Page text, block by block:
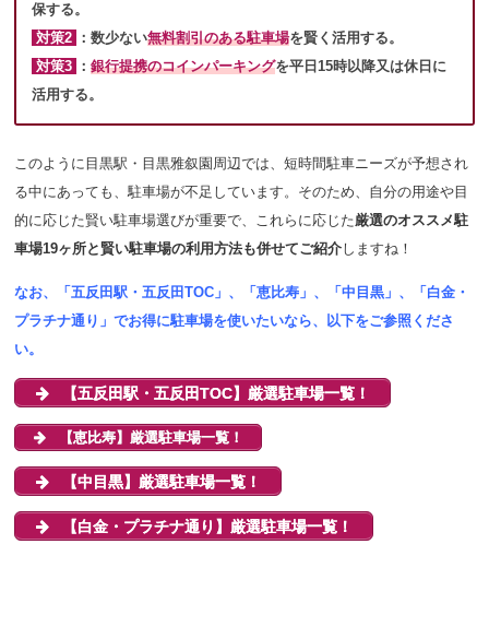
保する。
対策2 ：数少ない無料割引のある駐車場を賢く活用する。
対策3 ：銀行提携のコインパーキングを平日15時以降又は休日に
活用する。
このように目黒駅・目黒雅叙園周辺では、短時間駐車ニーズが予想され
る中にあっても、駐車場が不足しています。そのため、自分の用途や目
的に応じた賢い駐車場選びが重要で、これらに応じた厳選のオススメ駐
車場19ヶ所と賢い駐車場の利用方法も併せてご紹介しますね！
なお、「五反田駅・五反田TOC」、「恵比寿」、「中目黒」、「白金・
プラチナ通り」でお得に駐車場を使いたいなら、以下をご参照くださ
い。
【五反田駅・五反田TOC】厳選駐車場一覧！
【恵比寿】厳選駐車場一覧！
【中目黒】厳選駐車場一覧！
【白金・プラチナ通り】厳選駐車場一覧！